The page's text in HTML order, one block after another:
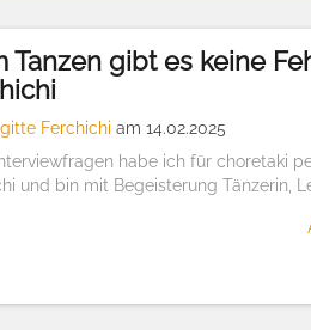
Tanzen gibt es keine
Ferchichi am 14.02.2025
habe ich für choretaki
und bin mit Begeisterung Tänzerin,